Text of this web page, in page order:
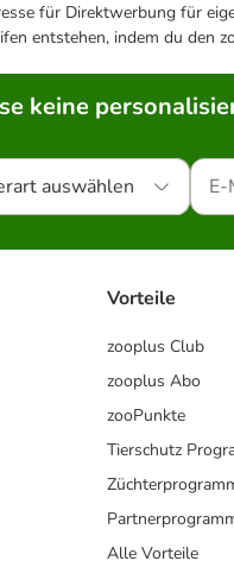
für Direktwerbung für
entstehen, indem du den
keine
auswählen
Vorteile
zooplus Club
zooplus Abo
zooPunkte
Tierschutz
Alle Vorteile